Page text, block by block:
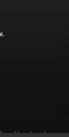
Vyrobené na